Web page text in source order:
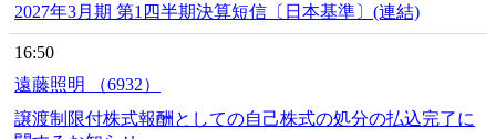
2027年3月期 第1四半期決算短信〔日本基準〕(連結)
16:50
遠藤照明 （6932）
譲渡制限付株式報酬としての自己株式の処分の払込完了に